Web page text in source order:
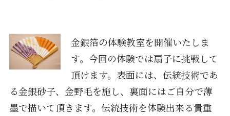
金銀箔の体験教室を開催いたしま
す。今回の体験では扇子に挑戦して
頂けます。表面には、伝統技術であ
る金銀砂子、金野毛を施し、裏面にはご自分で薄
墨で描いて頂きます。伝統技術を体験出来る貴重